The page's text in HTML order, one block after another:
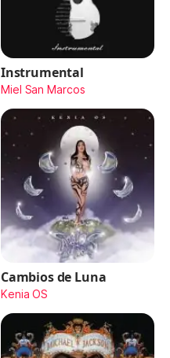
Instrumental
Miel San Marcos
Cambios de Luna
Kenia OS